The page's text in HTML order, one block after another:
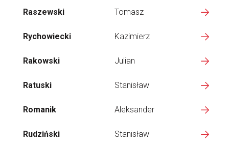
Raszewski Tomasz
Rychowiecki Kazimierz
Rakowski Julian
Ratuski Stanisław
Romanik Aleksander
Rudziński Stanisław